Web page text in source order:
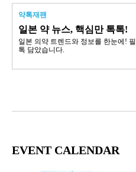
약톡재팬
일본 약 뉴스, 핵심만 톡톡!
일본 의약 트렌드와 정보를 한눈에!
톡 담았습니다.
EVENT CALENDAR